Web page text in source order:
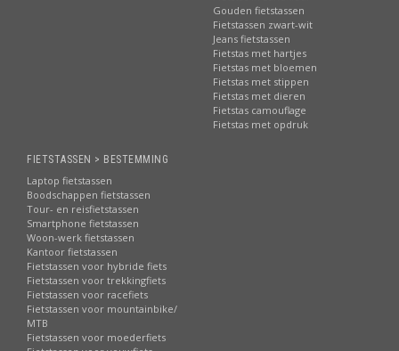
Gouden fietstassen
Fietstassen zwart-wit
Jeans fietstassen
Fietstas met hartjes
Fietstas met bloemen
Fietstas met stippen
Fietstas met dieren
Fietstas camouflage
Fietstas met opdruk
FIETSTASSEN > BESTEMMING
Laptop fietstassen
Boodschappen fietstassen
Tour- en reisfietstassen
Smartphone fietstassen
Woon-werk fietstassen
Kantoor fietstassen
Fietstassen voor hybride fiets
Fietstassen voor trekkingfiets
Fietstassen voor racefiets
Fietstassen voor mountainbike/
MTB
Fietstassen voor moederfiets